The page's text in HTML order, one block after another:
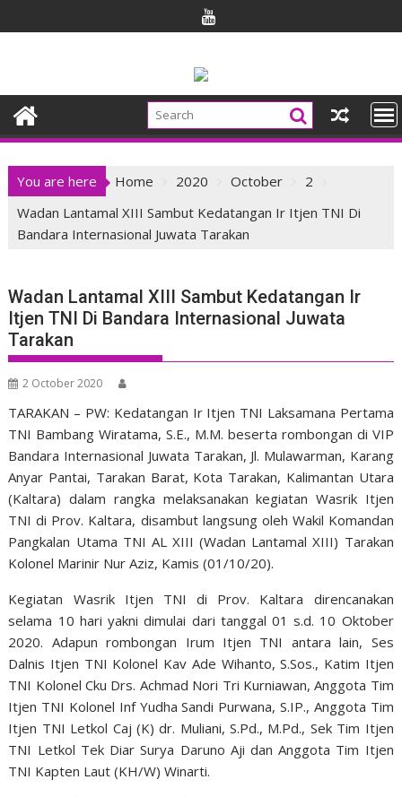
to
You are here Home 2020 October
2
Wadan Lantamal XIII Sambut Kedatangan Ir Itjen TNI Di
Bandara Internasional Juwata Tarakan
Wadan Lantamal XIII Sambut Kedatangan Ir
Itjen TNI Di Bandara Internasional Juwata
Tarakan
2 October 2020
TARAKAN – PW: Kedatangan Ir Itjen TNI Laksamana Pertama
TNI Bambang Wiratama, S.E., M.M. beserta rombongan di VIP
Bandara Internasional Juwata Tarakan, Jl. Mulawarman, Karang
Anyar Pantai, Tarakan Barat, Kota Tarakan, Kalimantan Utara
(Kaltara) dalam rangka melaksanakan kegiatan Wasrik Itjen
TNI di Prov. Kaltara, disambut langsung oleh Wakil Komandan
Pangkalan Utama TNI AL XIII (Wadan Lantamal XIII) Tarakan
Kolonel Marinir Nur Aziz, Kamis (01/10/20).
Kegiatan Wasrik Itjen TNI di Prov. Kaltara direncanakan
selama 10 hari yakni dimulai dari tanggal 01 s.d. 10 Oktober
2020. Adapun rombongan Irum Itjen TNI antara lain, Ses
Dalnis Itjen TNI Kolonel Kav Ade Wihanto, S.Sos., Katim Itjen
TNI Kolonel Cku Drs. Achmad Nori Tri Kurniawan, Anggota Tim
Itjen TNI Kolonel Inf Yudha Sandi Purwana, S.IP., Anggota Tim
Itjen TNI Letkol Caj (K) dr. Muliani, S.Pd., M.Pd., Sek Tim Itjen
TNI Letkol Tek Diar Surya Daruno Aji dan Anggota Tim Itjen
TNI Kapten Laut (KH/W) Winarti.